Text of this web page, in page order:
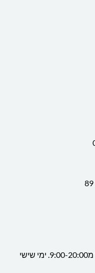
ימים א'-ה' מ9:00-20:00. ימי שישי